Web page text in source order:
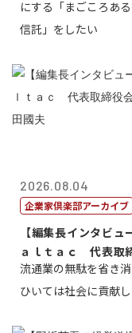
にする「まごころあ
信託」をしたい
2026.08.04
企業家倶楽部アーカイブ
【編集長インタビュ
ａｌｔａｃ 代表取
長三木田國夫
流通業の無駄を省き
ひいては社会に貢献